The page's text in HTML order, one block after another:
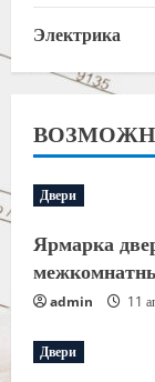
Электрика
Двери
Ярмарка
admin 11
Двери